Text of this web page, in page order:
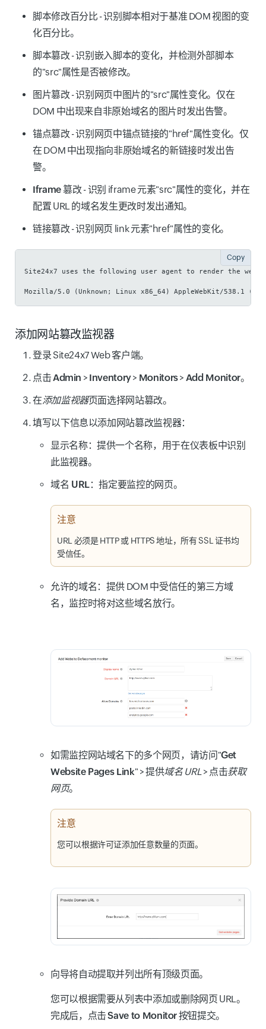
脚本修改百分比 - 识别脚本相对于基准 DOM 视图的变
化百分比。
脚本篡改- 识别嵌入脚本的变化，并检测外部脚本
的"src"属性是否被修改。
图片篡改- 识别网页中图片的"src"属性变化。仅在
DOM 中出现来自非原始域名的图片时发出告警。
锚点篡改- 识别网页中锚点链接的"href"属性变化。仅
在 DOM 中出现指向非原始域名的新链接时发出告
警。
Iframe 篡改- 识别 iframe 元素"src"属性的变化，并在
配置 URL 的域名发生更改时发出通知。
链接篡改- 识别网页 link 元素"href"属性的变化。
Site24x7 uses the following user agent to render the web
Mozilla/5.0 (Unknown; Linux x86_64) AppleWebKit/538.1
Copy
添加网站篡改监视器
登录 Site24x7 Web 客户端。
点击Admin > Inventory> Monitors> Add Monitor。
在添加监视器页面选择网站篡改。
填写以下信息以添加网站篡改监视器：
显示名称：提供一个名称，用于在仪表板中识别
此监视器。
域名 URL：指定要监控的网页。
注意
URL 必须是 HTTP 或 HTTPS 地址，所有 SSL 证书均
受信任。
允许的域名： 提供 DOM 中受信任的第三方域
名，监控时将对这些域名放行。
如需监控网站域名下的多个网页，请访问"Get
Website Pages Link" > 提供域名 URL > 点击获取
网页。
注意
您可以根据许可证添加任意数量的页面。
向导将自动提取并列出所有顶级页面。
您可以根据需要从列表中添加或删除网页 URL。
完成后，点击Save to Monitor按钮提交。